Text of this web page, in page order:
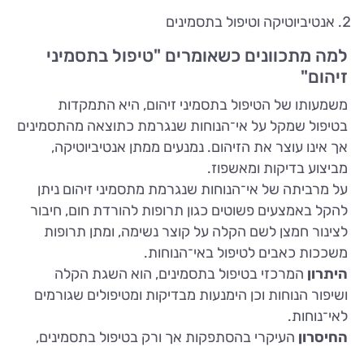
אנטיביוטיקה וטיפול בתסמינים
למה מתכוונים כשאומרים "טיפול בתסמיני
זיהום"
משמעותו של הטיפול בתסמיני זיהום, היא התמקדות
בטיפול שמקל על אי־הנוחות שנגרמת כתוצאה מהתסמינים
אך אינו עוצר את הזיהום. נמנעים ממתן אנטיביוטיקה,
מביצוע בדיקות ומאשפוז.
על מרביתה של אי־הנוחות שנגרמת מתסמיני זיהום ניתן
להקל באמצעים פשוטים כגון תרופות להורדת חום, חיבור
לצינור חמצן לשם הקלה על קוצר נשימה, ומתן תרופות
משככות כאבים לטיפול באי־הנוחות.
היתרון המרכזי בטיפול בתסמינים, הוא השגת הקלה
ושיפור הנוחות וכן הימנעות מבדיקות ומטיפולים שגורמים
לאי־נוחות.
החיסרון העיקרי בהסתפקות אך ורק בטיפול בתסמינים,